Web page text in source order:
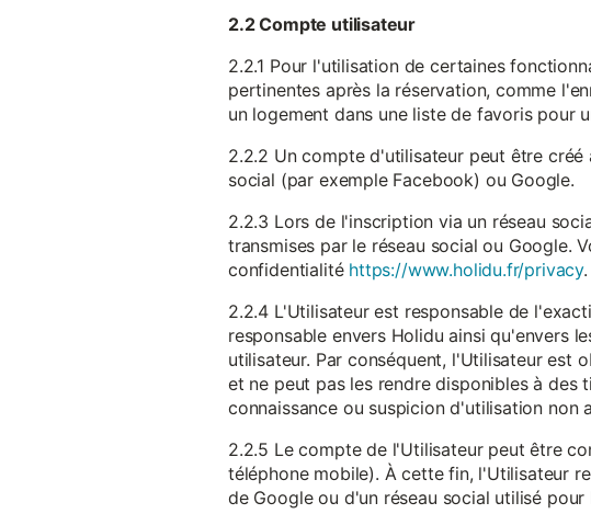
2.2 Compte utilisateur
2.2.1 Pour l'utilisation de certaines
pertinentes après la réservation, comme
un logement dans une liste de favoris pour
2.2.2 Un compte d'utilisateur peut être
social (par exemple Facebook) ou Google.
2.2.3 Lors de l'inscription via un réseau
transmises par le réseau social ou Google.
confidentialité https://www.holidu.fr/privacy.
2.2.4 L'Utilisateur est responsable de
responsable envers Holidu ainsi qu'envers
utilisateur. Par conséquent, l'Utilisateur est
et ne peut pas les rendre disponibles à
connaissance ou suspicion d'utilisation non
2.2.5 Le compte de l'Utilisateur peut être
téléphone mobile). À cette fin, l'Utilisateur
de Google ou d'un réseau social utilisé